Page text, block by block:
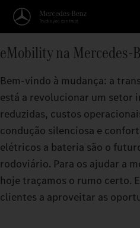
eMobility na
Bem-vindo à mudança: a
está a revolucionar um setor
reduzidas, custos
condução silenciosa e
elétricos a bateria são o
rodoviário. Para os ajudar a
hoje traçamos o rumo certo.
clientes a aproveitar as